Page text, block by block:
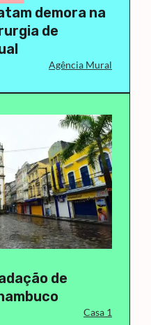
demora na
de
Agência Mural
de
Casa 1